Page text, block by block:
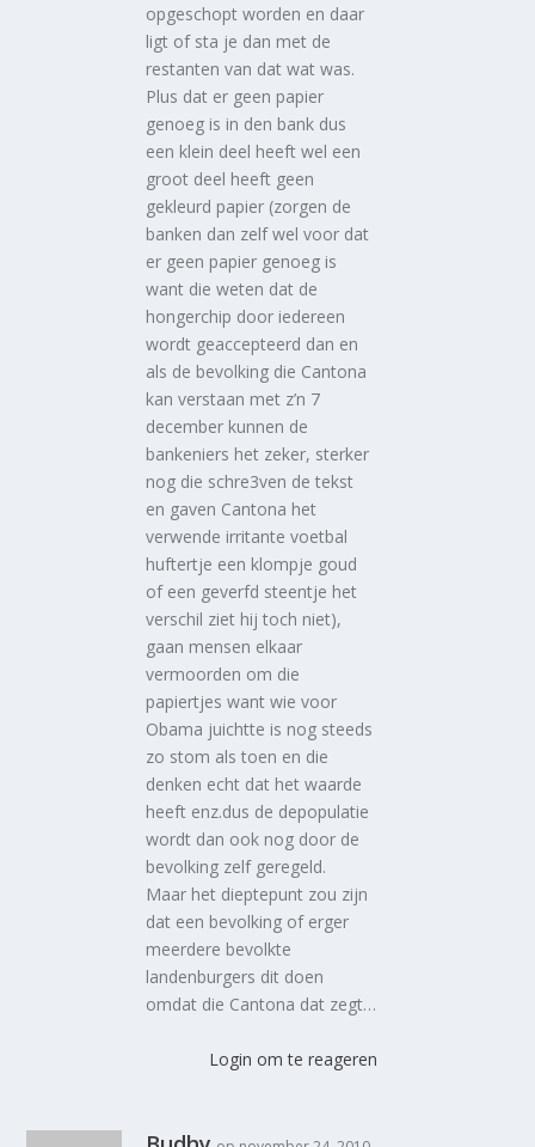
opgeschopt worden en daar
ligt of sta je dan met de
restanten van dat wat was.
Plus dat er geen papier
genoeg is in den bank dus
een klein deel heeft wel een
groot deel heeft geen
gekleurd papier (zorgen de
banken dan zelf wel voor dat
er geen papier genoeg is
want die weten dat de
hongerchip door iedereen
wordt geaccepteerd dan en
als de bevolking die Cantona
kan verstaan met z’n 7
december kunnen de
bankeniers het zeker, sterker
nog die schre3ven de tekst
en gaven Cantona het
verwende irritante voetbal
huftertje een klompje goud
of een geverfd steentje het
verschil ziet hij toch niet),
gaan mensen elkaar
vermoorden om die
papiertjes want wie voor
Obama juichtte is nog steeds
zo stom als toen en die
denken echt dat het waarde
heeft enz.dus de depopulatie
wordt dan ook nog door de
bevolking zelf geregeld.
Maar het dieptepunt zou zijn
dat een bevolking of erger
meerdere bevolkte
landenburgers dit doen
omdat die Cantona dat zegt…
Login om te reageren